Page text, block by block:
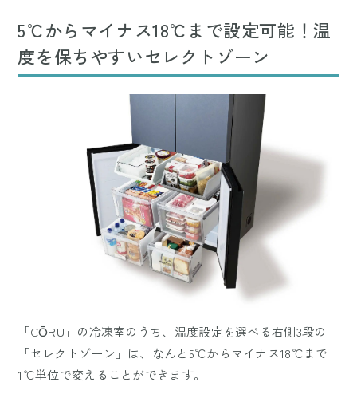
5℃からマイナス18℃まで設定可能！温
度を保ちやすいセレクトゾーン
「CŌRU」の冷凍室のうち、温度設定を選べる右側3段の
「セレクトゾーン」は、なんと5℃からマイナス18℃まで
1℃単位で変えることができます。